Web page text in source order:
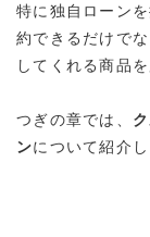
特に独自ローン
約できるだけで
してくれる商品
つぎの章では、
ンについて紹介し